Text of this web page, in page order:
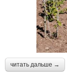
читать дальше →